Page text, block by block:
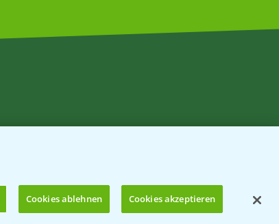
Cookies ablehnen Cookies akzeptieren